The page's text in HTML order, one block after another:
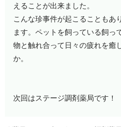
えることが出来ました。
こんな珍事件が起こることもあ
ます。ペットを飼っている飼っ
物と触れ合って日々の疲れを癒
か。
次回はステージ調剤薬局です！